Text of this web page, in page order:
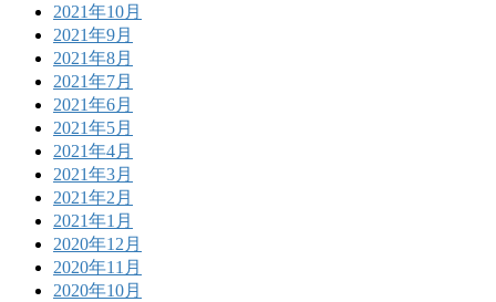
2021年10月
2021年9月
2021年8月
2021年7月
2021年6月
2021年5月
2021年4月
2021年3月
2021年2月
2021年1月
2020年12月
2020年11月
2020年10月